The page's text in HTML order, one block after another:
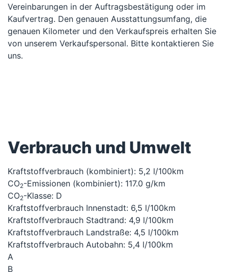
Vereinbarungen in der Auftragsbestätigung oder im
Kaufvertrag. Den genauen Ausstattungsumfang, die
genauen Kilometer und den Verkaufspreis erhalten Sie
von unserem Verkaufspersonal. Bitte kontaktieren Sie
uns.
Verbrauch und Umwelt
Kraftstoffverbrauch (kombiniert): 5,2 l/100km
CO2-Emissionen (kombiniert): 117.0 g/km
CO2-Klasse: D
Kraftstoffverbrauch Innenstadt: 6,5 l/100km
Kraftstoffverbrauch Stadtrand: 4,9 l/100km
Kraftstoffverbrauch Landstraße: 4,5 l/100km
Kraftstoffverbrauch Autobahn: 5,4 l/100km
A
B